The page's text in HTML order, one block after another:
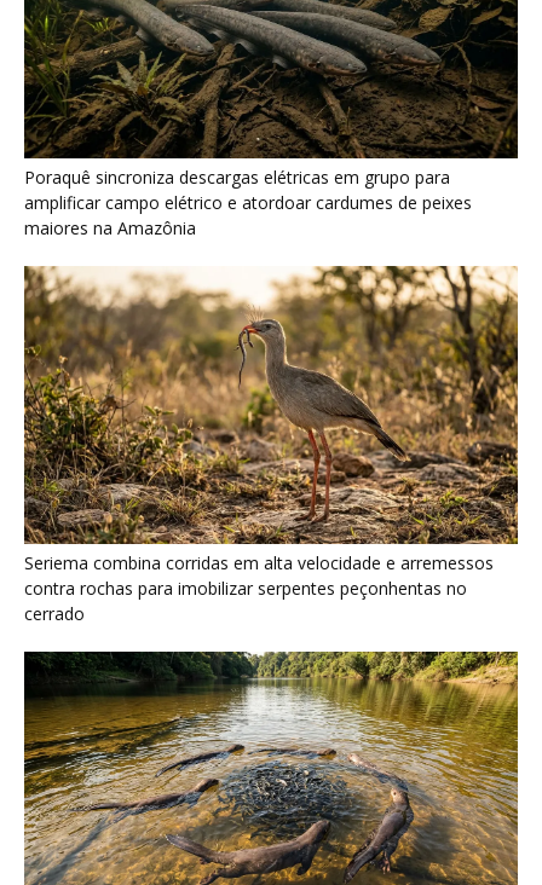
Seriema combina corridas em alta velocidade e arremessos
contra rochas para imobilizar serpentes peçonhentas no
cerrado
Ariranha sincroniza caça coletiva com vocalização subaquática
e cerca cardumes em rios rasos da Amazônia